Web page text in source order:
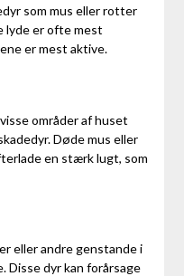
som mus eller rotter
lyde er ofte mest
er mest aktive.
områder af huset
Døde mus eller
en stærk lugt, som
eller andre genstande i
Disse dyr kan forårsage